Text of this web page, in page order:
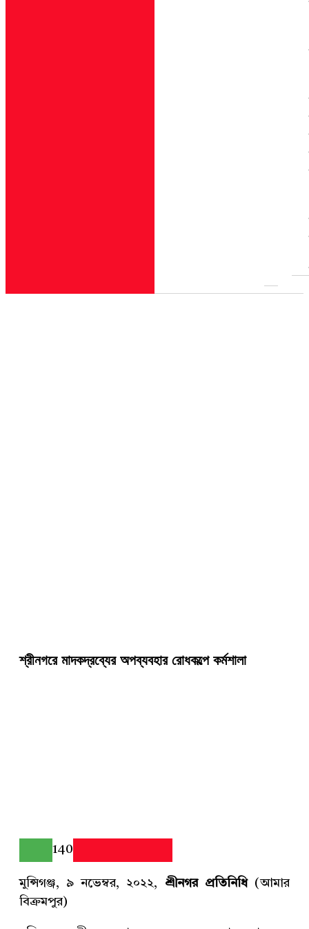
শ্রীনগরে মাদকদ্রব্যের অপব্যবহার রোধকল্পে কর্মশালা
140
মুন্সিগঞ্জ, ৯ নভেম্বর, ২০২২, শ্রীনগর প্রতিনিধি(আমার
বিক্রমপুর)